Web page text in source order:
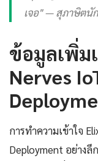
เจอ" — สุภาษิต
ข้อมูลเพิ่ม
Nerves
การทำความเข้าใจ
Deployment อย่าง